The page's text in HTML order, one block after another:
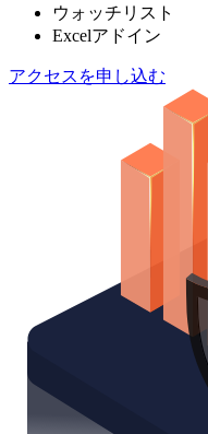
ウォッチリスト
Excelアドイン
アクセスを申し込む